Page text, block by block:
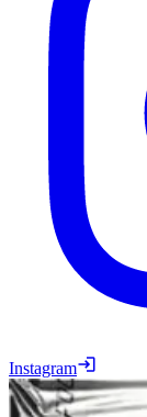
Instagram